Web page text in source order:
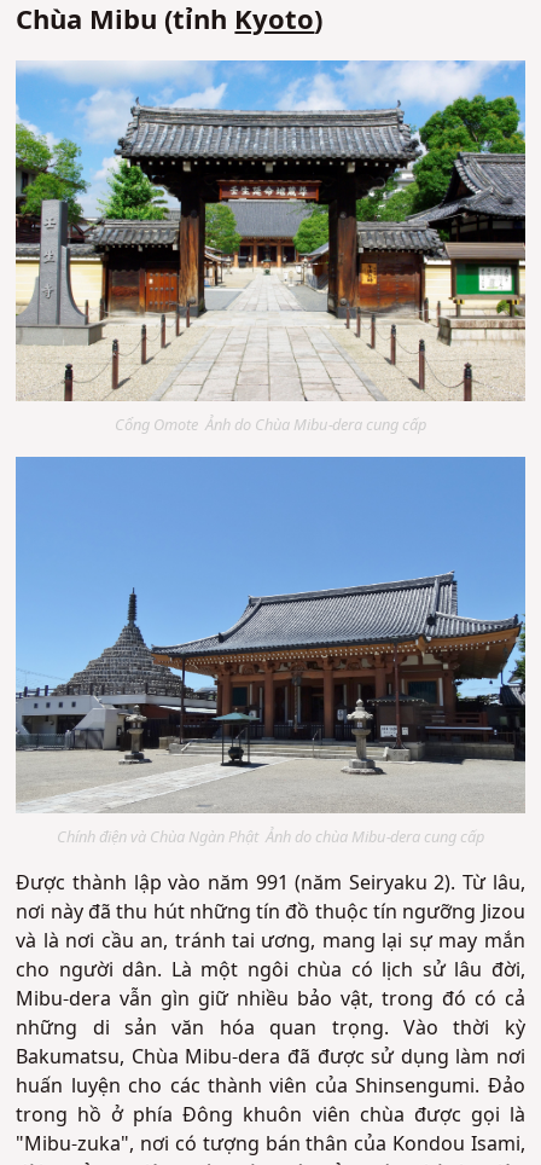
Chùa Mibu (tỉnhKyoto)
Cổng Omote Ảnh do Chùa Mibu-dera cung cấp
Chính điện và Chùa Ngàn Phật Ảnh do chùa Mibu-dera cung cấp
Được thành lập vào năm 991 (năm Seiryaku 2). Từ lâu,
nơi này đã thu hút những tín đồ thuộc tín ngưỡng Jizou
và là nơi cầu an, tránh tai ương, mang lại sự may mắn
cho người dân. Là một ngôi chùa có lịch sử lâu đời,
Mibu-dera vẫn gìn giữ nhiều bảo vật, trong đó có cả
những di sản văn hóa quan trọng. Vào thời kỳ
Bakumatsu, Chùa Mibu-dera đã được sử dụng làm nơi
huấn luyện cho các thành viên của Shinsengumi. Đảo
trong hồ ở phía Đông khuôn viên chùa được gọi là
"Mibu-zuka", nơi có tượng bán thân của Kondou Isami,